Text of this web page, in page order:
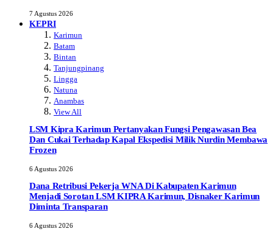
7 Agustus 2026
KEPRI
Karimun
Batam
Bintan
Tanjungpinang
Lingga
Natuna
Anambas
View All
LSM Kipra Karimun Pertanyakan Fungsi Pengawasan Bea
Dan Cukai Terhadap Kapal Ekspedisi Milik Nurdin Membawa
Frozen
6 Agustus 2026
Dana Retribusi Pekerja WNA Di Kabupaten Karimun
Menjadi Sorotan LSM KIPRA Karimun, Disnaker Karimun
Diminta Transparan
6 Agustus 2026